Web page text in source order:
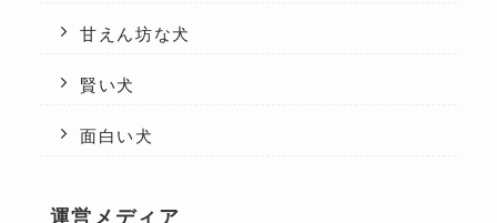
甘えん坊な犬
賢い犬
面白い犬
運営メディア